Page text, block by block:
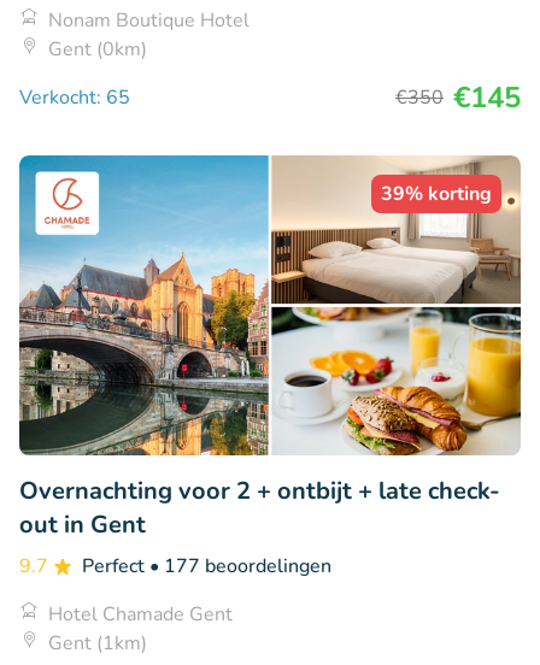
Nonam Boutique Hotel
Gent (0km)
Verkocht: 65
€350 €145
39% korting
Overnachting voor 2 + ontbijt + late check-
out in Gent
9.7 Perfect • 177 beoordelingen
Hotel Chamade Gent
Gent (1km)